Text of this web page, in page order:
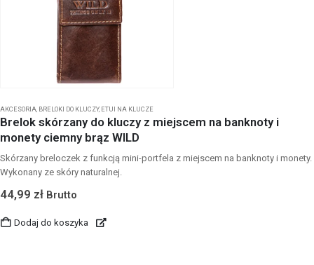
AKCESORIA BRELOKI DO KLUCZY, ETUI NA KLUCZE
Brelok skórzany do kluczy z miejscem na banknoty i
monety ciemny brąz WILD
Skórzany breloczek z funkcją mini-portfela z miejscem na banknoty i monety.
Wykonany ze skóry naturalnej.
44,99 zł Brutto
Dodaj do koszyka